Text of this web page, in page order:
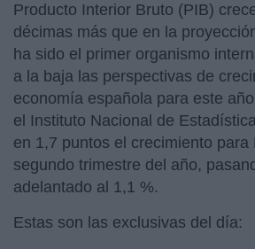
Producto Interior Bruto (PIB)
décimas más que en la
ha sido el primer organismo
a la baja las perspectivas de
economía española para este
el Instituto Nacional de
en 1,7 puntos el crecimiento para
segundo trimestre del año,
adelantado al 1,1 %.
Estas son las exclusivas del día: